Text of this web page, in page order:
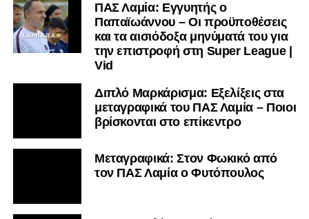
ΠΑΣ Λαμία: Εγγυητής ο
Παπαϊωάννου – Οι προϋποθέσεις
και τα αισιόδοξα μηνύματά του για
την επιστροφή στη Super League |
Vid
Διπλό Μαρκάρισμα: Εξελίξεις στα
μεταγραφικά του ΠΑΣ Λαμία – Ποιοι
βρίσκονται στο επίκεντρο
Μεταγραφικά: Στον Φωκικό από
τον ΠΑΣ Λαμία ο Φυτόπουλος